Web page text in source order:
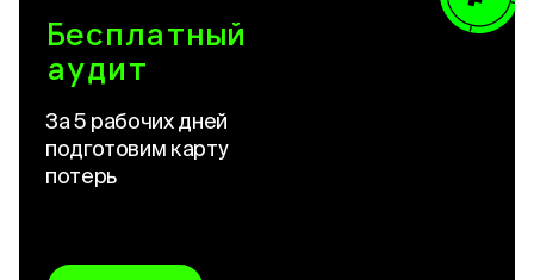
Бесплатный
аудит
За 5 рабочих дней
подготовим карту
потерь